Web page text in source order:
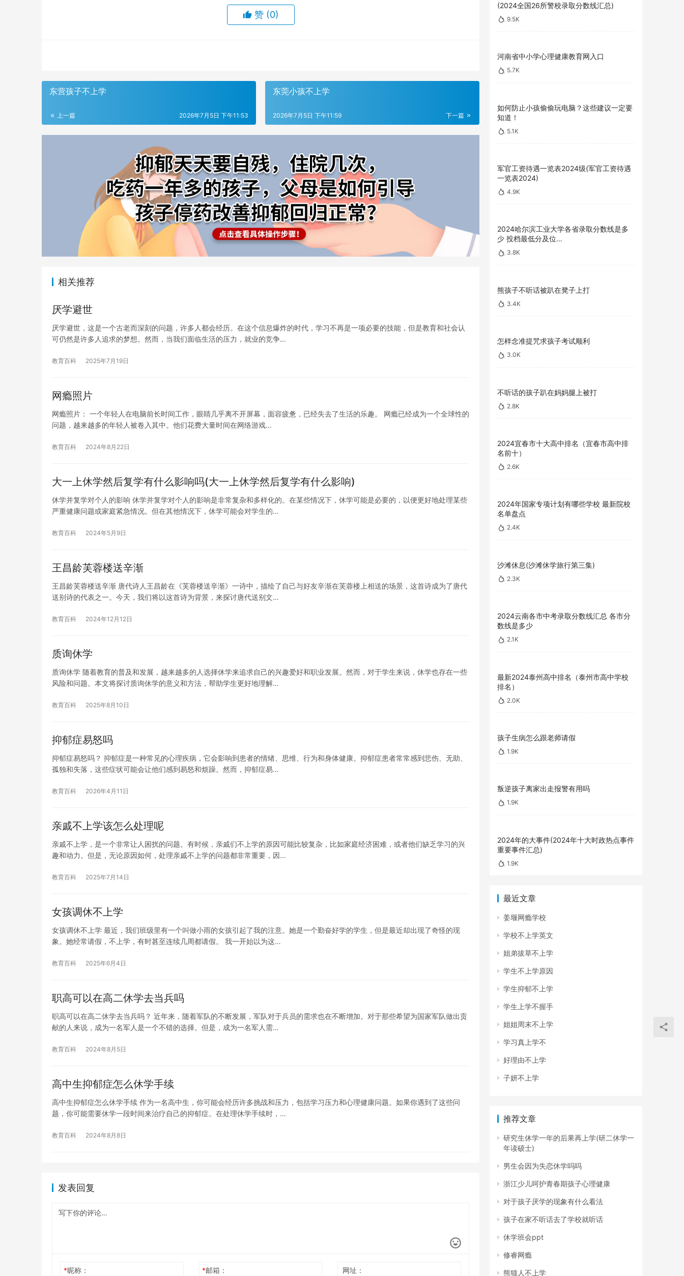
赞 (0)
东营孩子不上学
上一篇 2026年7月5日 下午11:53
东莞小孩不上学
下一篇
2026年7月5日 下午11:59
相关推荐
厌学避世
厌学避世，这是一个古老而深刻的问题，许多人都会经历。在这个信息爆炸的时代，学习不再是一项必要的技能，但是教育和社会认
可仍然是许多人追求的梦想。然而，当我们面临生活的压力，就业的竞争…
教育百科 2025年7月19日
网瘾照片
网瘾照片： 一个年轻人在电脑前长时间工作，眼睛几乎离不开屏幕，面容疲惫，已经失去了生活的乐趣。 网瘾已经成为一个全球性的
问题，越来越多的年轻人被卷入其中。他们花费大量时间在网络游戏…
教育百科 2024年8月22日
大一上休学然后复学有什么影响吗(大一上休学然后复学有什么影响)
休学并复学对个人的影响 休学并复学对个人的影响是非常复杂和多样化的。在某些情况下，休学可能是必要的，以便更好地处理某些
严重健康问题或家庭紧急情况。但在其他情况下，休学可能会对学生的…
教育百科 2024年5月9日
王昌龄芙蓉楼送辛渐
王昌龄芙蓉楼送辛渐 唐代诗人王昌龄在《芙蓉楼送辛渐》一诗中，描绘了自己与好友辛渐在芙蓉楼上相送的场景，这首诗成为了唐代
送别诗的代表之一。今天，我们将以这首诗为背景，来探讨唐代送别文…
教育百科 2024年12月12日
质询休学
质询休学 随着教育的普及和发展，越来越多的人选择休学来追求自己的兴趣爱好和职业发展。然而，对于学生来说，休学也存在一些
风险和问题。本文将探讨质询休学的意义和方法，帮助学生更好地理解…
教育百科 2025年8月10日
抑郁症易怒吗
抑郁症易怒吗？ 抑郁症是一种常见的心理疾病，它会影响到患者的情绪、思维、行为和身体健康。抑郁症患者常常感到悲伤、无助、
孤独和失落，这些症状可能会让他们感到易怒和烦躁。然而，抑郁症易…
教育百科 2026年4月11日
亲戚不上学该怎么处理呢
亲戚不上学，是一个非常让人困扰的问题。有时候，亲戚们不上学的原因可能比较复杂，比如家庭经济困难，或者他们缺乏学习的兴
趣和动力。但是，无论原因如何，处理亲戚不上学的问题都非常重要，因…
教育百科 2025年7月14日
女孩调休不上学
女孩调休不上学 最近，我们班级里有一个叫做小雨的女孩引起了我的注意。她是一个勤奋好学的学生，但是最近却出现了奇怪的现
象。她经常请假，不上学，有时甚至连续几周都请假。 我一开始以为这…
教育百科 2025年6月4日
职高可以在高二休学去当兵吗
职高可以在高二休学去当兵吗？ 近年来，随着军队的不断发展，军队对于兵员的需求也在不断增加。对于那些希望为国家军队做出贡
献的人来说，成为一名军人是一个不错的选择。但是，成为一名军人需…
教育百科 2024年8月5日
高中生抑郁症怎么休学手续
高中生抑郁症怎么休学手续 作为一名高中生，你可能会经历许多挑战和压力，包括学习压力和心理健康问题。如果你遇到了这些问
题，你可能需要休学一段时间来治疗自己的抑郁症。在处理休学手续时，…
教育百科 2024年8月8日
发表回复
*昵称： *邮箱： 网址：
(2024全国26所警校录取分数线汇总)
9.5K
河南省中小学心理健康教育网入口
5.7K
如何防止小孩偷偷玩电脑？这些建议一定要
知道！
5.1K
军官工资待遇一览表2024级(军官工资待遇
一览表2024)
4.9K
2024哈尔滨工业大学各省录取分数线是多
少 投档最低分及位…
3.8K
熊孩子不听话被趴在凳子上打
3.4K
怎样念准提咒求孩子考试顺利
3.0K
不听话的孩子趴在妈妈腿上被打
2.8K
2024宜春市十大高中排名（宜春市高中排
名前十）
2.6K
2024年国家专项计划有哪些学校 最新院校
名单盘点
2.4K
沙滩休息(沙滩休学旅行第三集)
2.3K
2024云南各市中考录取分数线汇总 各市分
数线是多少
2.1K
最新2024泰州高中排名（泰州市高中学校
排名）
2.0K
孩子生病怎么跟老师请假
1.9K
叛逆孩子离家出走报警有用吗
1.9K
2024年的大事件(2024年十大时政热点事件
重要事件汇总)
1.9K
最近文章
姜堰网瘾学校
学校不上学英文
姐弟拔草不上学
学生不上学原因
学生抑郁不上学
学生上学不握手
姐姐周末不上学
学习真上学不
好理由不上学
子妍不上学
推荐文章
研究生休学一年的后果再上学(研二休学一
年读硕士)
男生会因为失恋休学吗吗
浙江少儿呵护青春期孩子心理健康
对于孩子厌学的现象有什么看法
孩子在家不听话去了学校就听话
休学班会ppt
修睿网瘾
熊猫人不上学